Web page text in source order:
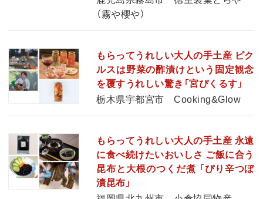
（霧や櫻や）
もらってうれしい大人の手土産 ピク
ルスは野菜の酢漬けという固定観念
を覆すうれしい驚き「宮ぴくるす」
栃木県宇都宮市 Cooking&Glow
もらってうれしい大人の手土産 永遠
に食べ続けたいおいしさ ご飯に合う
昆布と大根のつくだ煮 「ぴり辛つぼ
漬昆布」